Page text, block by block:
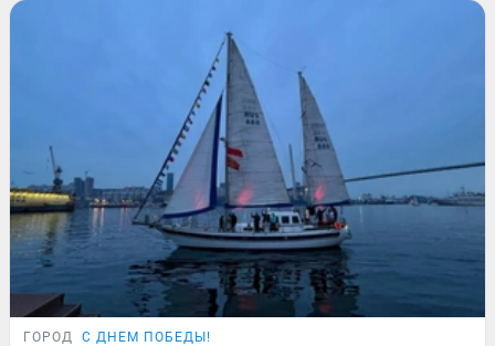
ГОРОД С ДНЕМ ПОБЕДЫ!